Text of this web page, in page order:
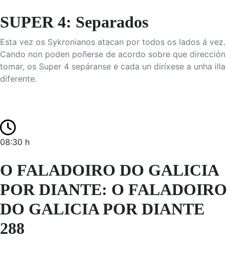
SUPER 4: Separados
Esta vez os Sykronianos atacan por todos os lados á vez.
Cando non poden poñerse de acordo sobre que dirección
tomar, os Super 4 sepáranse e cada un diríxese a unha illa
diferente.
08:30 h
O FALADOIRO DO GALICIA
POR DIANTE: O FALADOIRO
DO GALICIA POR DIANTE
288